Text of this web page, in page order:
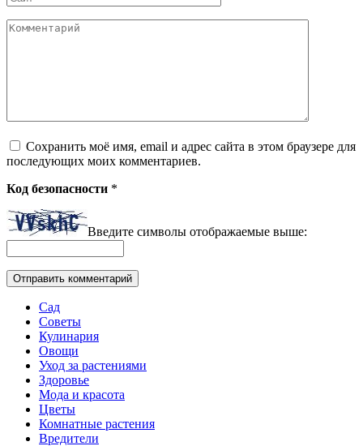
Комментарий
Сохранить моё имя, email и адрес сайта в этом браузере для
последующих моих комментариев.
Код безопасности *
Введите символы отображаемые выше:
Сад
Советы
Кулинария
Овощи
Уход за растениями
Здоровье
Мода и красота
Цветы
Комнатные растения
Вредители